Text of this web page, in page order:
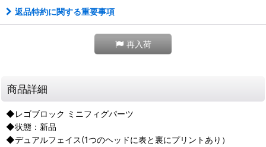
返品特約に関する重要事項
再入荷
商品詳細
◆レゴブロック ミニフィグパーツ
◆状態：新品
◆デュアルフェイス(1つのヘッドに表と裏にプリントあり）